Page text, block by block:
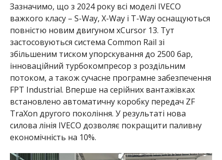
Зазначимо, що з 2024 року всі моделі IVECO
важкого класу – S-Way, X-Way і T-Way оснащуються
повністю новим двигуном xCursor 13. Тут
застосовуються система Common Rail зі
збільшеним тиском упорскування до 2500 бар,
інноваційний турбокомпресор з роздільним
потоком, а також сучасне програмне забезпечення
FPT Industrial. Вперше на серійних вантажівках
встановлено автоматичну коробку передач ZF
TraXon другого покоління. У результаті нова
силова лінія IVECO дозволяє покращити паливну
економічність на 10%.